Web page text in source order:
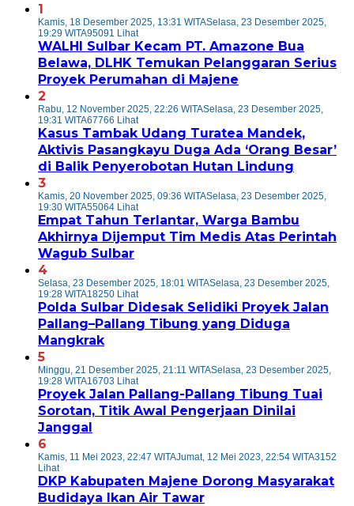
1
Kamis, 18 Desember 2025, 13:31 WITASelasa, 23 Desember 2025,
19:29 WITA95091 Lihat
WALHI Sulbar Kecam PT. Amazone Bua
Belawa, DLHK Temukan Pelanggaran Serius
Proyek Perumahan di Majene
2
Rabu, 12 November 2025, 22:26 WITASelasa, 23 Desember 2025,
19:31 WITA67766 Lihat
Kasus Tambak Udang Turatea Mandek,
Aktivis Pasangkayu Duga Ada ‘Orang Besar’
di Balik Penyerobotan Hutan Lindung
3
Kamis, 20 November 2025, 09:36 WITASelasa, 23 Desember 2025,
19:30 WITA55064 Lihat
Empat Tahun Terlantar, Warga Bambu
Akhirnya Dijemput Tim Medis Atas Perintah
Wagub Sulbar
4
Selasa, 23 Desember 2025, 18:01 WITASelasa, 23 Desember 2025,
19:28 WITA18250 Lihat
Polda Sulbar Didesak Selidiki Proyek Jalan
Pallang–Pallang Tibung yang Diduga
Mangkrak
5
Minggu, 21 Desember 2025, 21:11 WITASelasa, 23 Desember 2025,
19:28 WITA16703 Lihat
Proyek Jalan Pallang-Pallang Tibung Tuai
Sorotan, Titik Awal Pengerjaan Dinilai
Janggal
6
Kamis, 11 Mei 2023, 22:47 WITAJumat, 12 Mei 2023, 22:54 WITA3152
Lihat
DKP Kabupaten Majene Dorong Masyarakat
Budidaya Ikan Air Tawar